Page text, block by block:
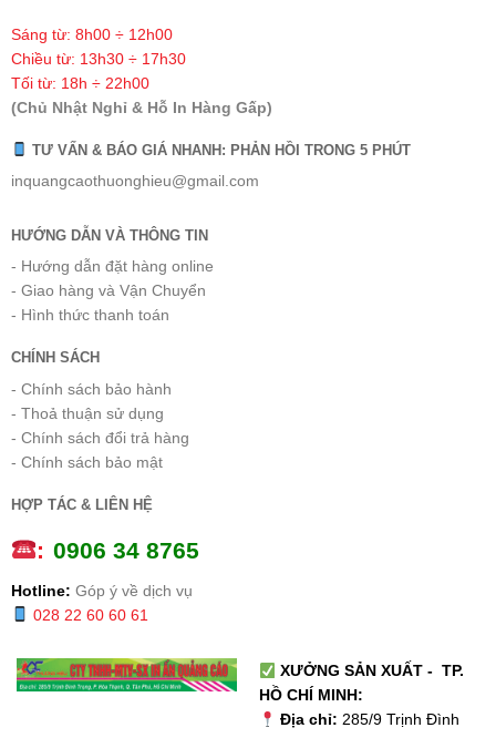
Sáng từ: 8h00 ÷ 12h00
Chiều từ: 13h30 ÷ 17h30
Tối từ: 18h ÷ 22h00
(Chủ Nhật Nghỉ & Hỗ In Hàng Gấp)
TƯ VẤN & BÁO GIÁ NHANH: PHẢN HỒI TRONG 5 PHÚT
inquangcaothuonghieu@gmail.com
HƯỚNG DẪN VÀ THÔNG TIN
- Hướng dẫn đặt hàng online
- Giao hàng và Vận Chuyển
- Hình thức thanh toán
CHÍNH SÁCH
- Chính sách bảo hành
- Thoả thuận sử dụng
- Chính sách đổi trả hàng
- Chính sách bảo mật
HỢP TÁC & LIÊN HỆ
: 0906 34 8765
Hotline: Góp ý về dịch vụ
028 22 60 60 61
XƯỞNG SẢN XUẤT - TP.
HỒ CHÍ MINH:
Địa chỉ: 285/9 Trịnh Đình